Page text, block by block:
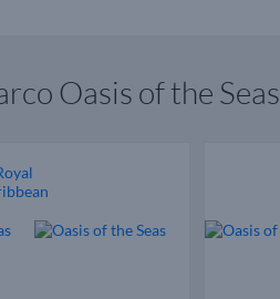
Oasis of the Seas